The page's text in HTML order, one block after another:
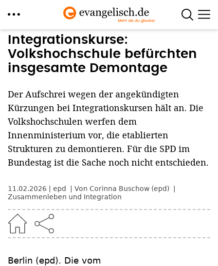
Direkt
zum
Inhalt
Integrationskurse:
Volkshochschule befürchten
insgesamte Demontage
Der Aufschrei wegen der angekündigten
Kürzungen bei Integrationskursen hält an. Die
Volkshochschulen werfen dem
Innenministerium vor, die etablierten
Strukturen zu demontieren. Für die SPD im
Bundestag ist die Sache noch nicht entschieden.
11.02.2026 epd
Von Corinna Buschow (epd)
Zusammenleben und Integration
Berlin (epd). Die vom